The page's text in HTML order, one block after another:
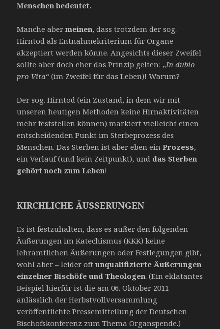
Menschen bedeutet.
Manche abermeinen, dass trotzdem der sog.
Hirntod als Entnahmekriterium für Organe
akzeptiert werden könne. Angesichts dieser Zweifel
sollte aber doch eher das Prinzip gelten: „In dubio
pro Vita“ (im Zweifel für das Leben)! Warum?
Der sog. Hirntod (ein Zustand, in dem wir mit
unseren heutigen Methoden keine Hirnaktivitäten
mehr feststellen können) markiert vielleicht einen
entscheidenden Punkt im Sterbeprozess des
Menschen. Das Sterben ist aber eben einProzess,
ein Verlauf(und kein Zeitpunkt), und das Sterben
gehört noch zum Leben!
KIRCHLICHE ÄUSSERUNGEN
Es ist festzuhalten, dass es außer den folgenden
Äußerungen im Katechismus (KKK) keine
lehramtlichen Äußerungen oder Festlegungen gibt,
wohl aber – leider oftunqualifizierte Äußerungen
einzelner Bischöfe und Theologen. (Ein eklatantes
Beispiel hierfür ist die am 06. Oktober 2011
anlässlich der Herbstvollversammlung
veröffentlichte Pressemitteilung der Deutschen
Bischofskonferenz zum Thema Organspende.)